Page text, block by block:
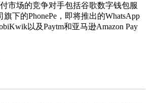
场的竞争对手包括谷歌数字钱包服
旗下的PhonePe，即将推出的WhatsApp
以及Paytm和亚马逊Amazon Pay